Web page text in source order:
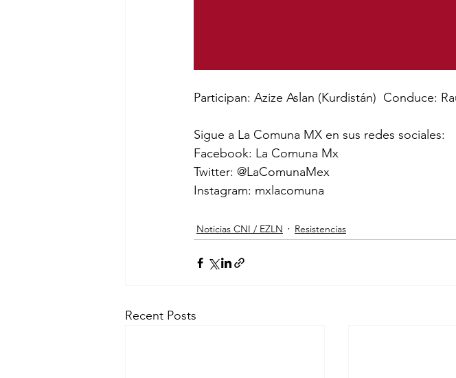
Participan: Azize Aslan (Kurdistán)  Conduce:
Sigue a La Comuna MX en sus redes sociales:
Facebook: La Comuna Mx
Twitter: @LaComunaMex
Instagram: mxlacomuna
Noticias CNI / EZLN Resistencias
Recent Posts